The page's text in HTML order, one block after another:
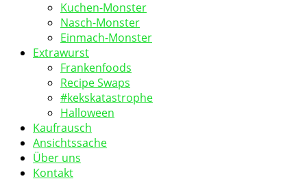
Kuchen-Monster
Nasch-Monster
Einmach-Monster
Extrawurst
Frankenfoods
Recipe Swaps
#kekskatastrophe
Halloween
Kaufrausch
Ansichtssache
Über uns
Kontakt